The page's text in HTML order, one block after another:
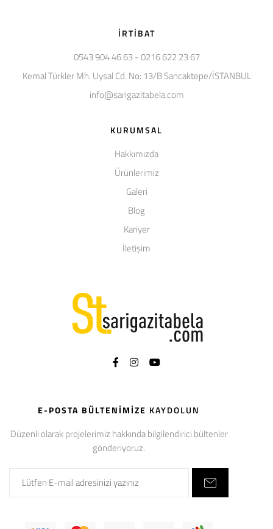
İRTIBAT
0543 904 46 63 - 0216 622 23 67
Kemal Türkler Mh. Uysal Cd. No: 13/B Sancaktepe/İSTANBUL
info@sarigazitabela.com
KURUMSAL
Hakkımızda
Ürünlerimiz
Galeri
Blog
Kariyer
İletişim
E-POSTA BÜLTENIMIZE KAYDOLUN
Düzenli olarak projelerimiz hakkında bilgilendirici bültenler
gönderiyoruz.